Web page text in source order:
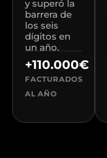
y superó la
barrera de
los seis
dígitos en
un año.
+110.000€
FACTURADOS
AL AÑO